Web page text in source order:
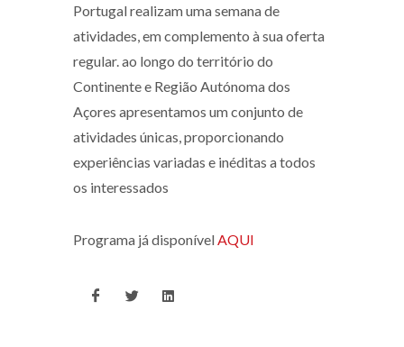
Portugal realizam uma semana de
atividades, em complemento à sua oferta
regular. ao longo do território do
Continente e Região Autónoma dos
Açores apresentamos um conjunto de
atividades únicas, proporcionando
experiências variadas e inéditas a todos
os interessados
Programa já disponívelAQUI